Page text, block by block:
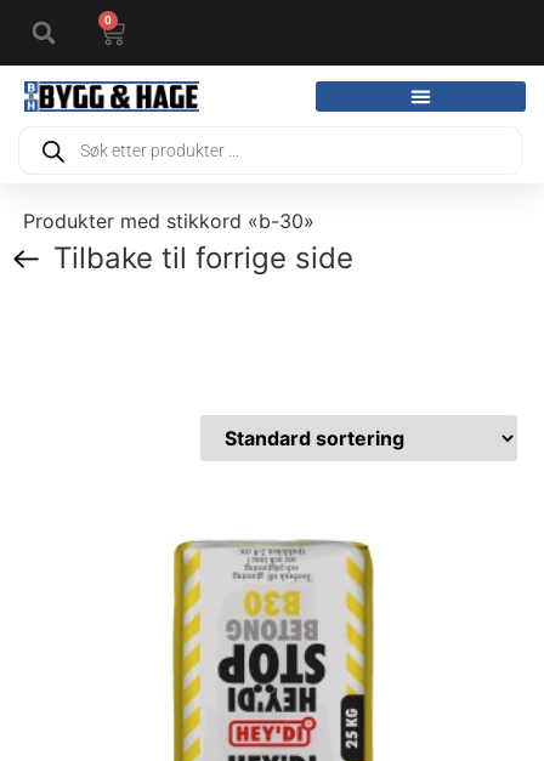
0
Produkter med stikkord «b-30»
Tilbake til forrige side